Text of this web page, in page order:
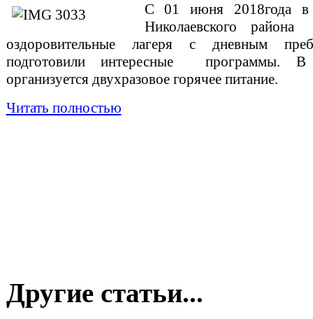
С 01 июня 2018года в
Николаевского
оздоровительные лагеря с дневным
подготовили интересные программы.
организуется двухразовое горячее питание.
Читать полностью
Другие статьи...